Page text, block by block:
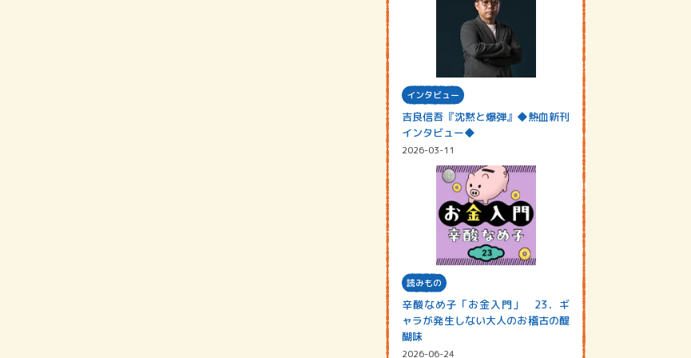
インタビュー
吉良信吾『沈黙と爆弾』◆熱血新刊
インタビュー◆
2026-03-11
読みもの
辛酸なめ子「お金入門」 23．ギ
ャラが発生しない大人のお稽古の醍
醐味
2026-06-24